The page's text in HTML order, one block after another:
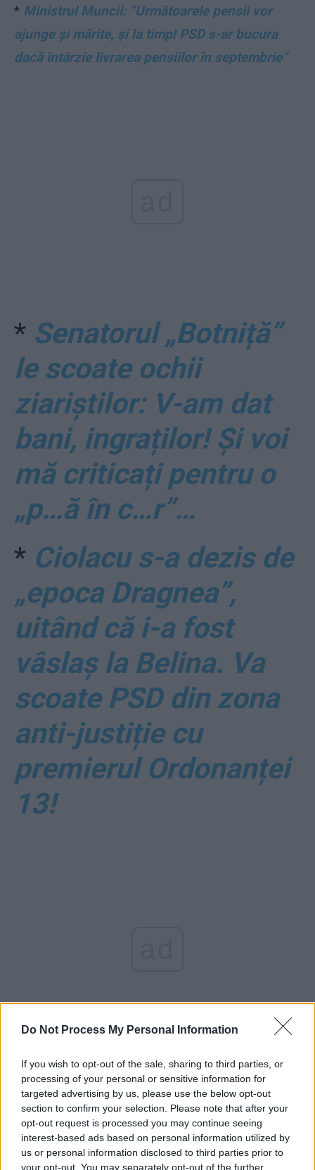
Do Not Process My Personal Information
If you wish to opt-out of the sale, sharing to third parties, or
processing of your personal or sensitive information for
targeted advertising by us, please use the below opt-out
section to confirm your selection. Please note that after your
opt-out request is processed you may continue seeing
interest-based ads based on personal information utilized by
us or personal information disclosed to third parties prior to
your opt-out. You may separately opt-out of the further
* Ministrul Muncii: “Următoarele pensii vor
ajunge și mărite, și la timp! PSD s-ar bucura
dacă întârzie livrarea pensiilor în septembrie”
* Senatorul „Botniță”
le scoate ochii
ziariștilor: V-am dat
bani, ingraților! Și voi
mă criticați pentru o
„p…ă în c…r”…
* Ciolacu s-a dezis de
„epoca Dragnea”,
uitând că i-a fost
vâslaș la Belina. Va
scoate PSD din zona
anti-justiție cu
premierul Ordonanței
13!
*„Dragă Românie, a
venit timpul să ne
despărțim!” Strigătul